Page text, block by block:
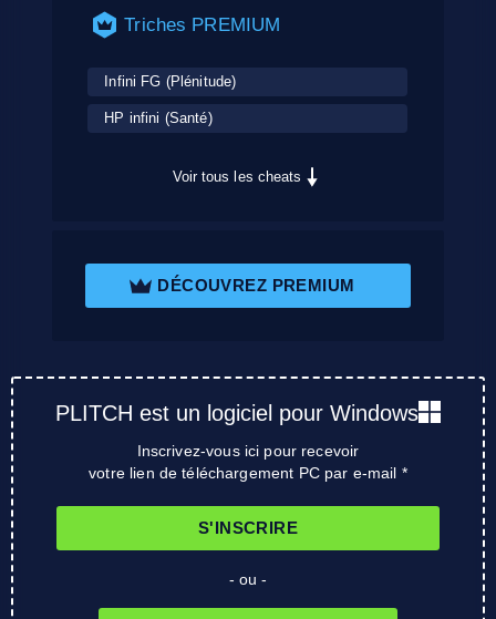
Triches PREMIUM
Infini FG (Plénitude)
HP infini (Santé)
Voir tous les cheats
DÉCOUVREZ PREMIUM
PLITCH est un logiciel pour Windows
Inscrivez-vous ici pour recevoir
votre lien de téléchargement PC par e-mail *
S'INSCRIRE
- ou -